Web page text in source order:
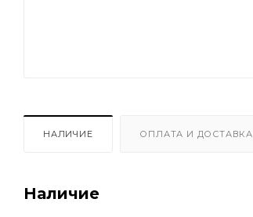
НАЛИЧИЕ ОПЛАТА И ДОСТАВКА
Наличие